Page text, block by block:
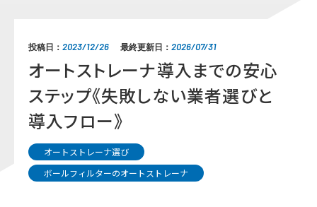
投稿日： 2023/12/26 最終更新日： 2026/07/31
オートストレーナ導入までの安心
ステップ《失敗しない業者選びと
導入フロー》
オートストレーナ選び
ボールフィルターのオートストレーナ